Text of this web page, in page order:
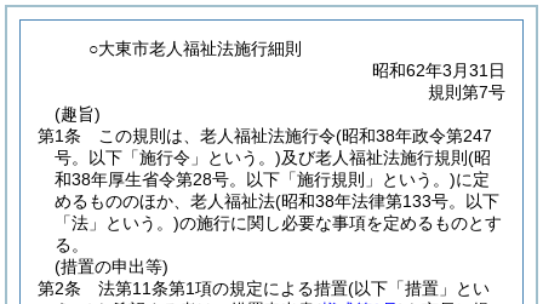
○大東市老人福祉法施行細則
昭和62年3月31日
規則第7号
(趣旨)
第1条
この規則は、老人福祉法施行令(昭和38年政令第247
号。以下「施行令」という。)及び老人福祉法施行規則 (昭
和38年厚生省令第28号。以下「施行規則」という。)に定
めるもののほか、老人福祉法(昭和38年法律第133号。以下
「法」という。)の施行に関し必要な事項を定めるものとす
る。
(措置の申出等)
第2条
法第11条第1項の規定による措置(以下「措置」とい